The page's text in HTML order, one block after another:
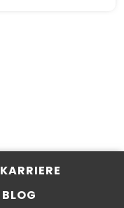
KARRIERE
BLOG